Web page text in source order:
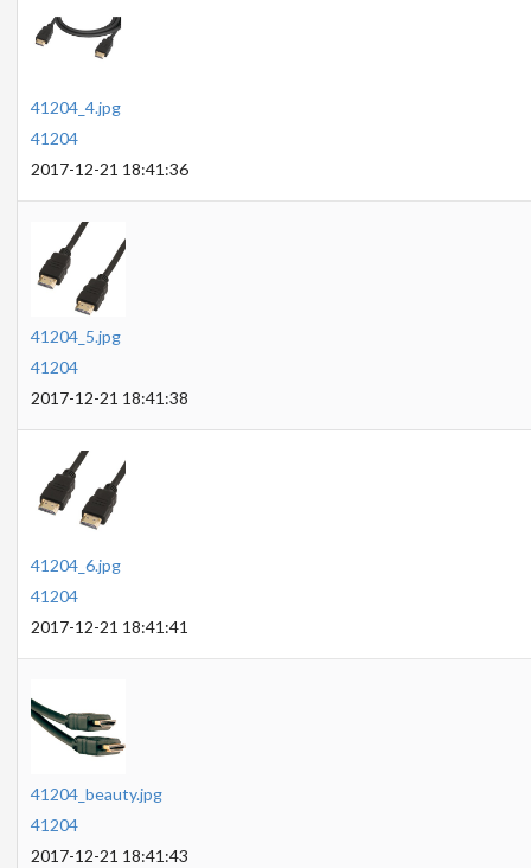
41204_4.jpg
41204
2017-12-21 18:41:36
41204_5.jpg
41204
2017-12-21 18:41:38
41204_6.jpg
41204
2017-12-21 18:41:41
41204_beauty.jpg
41204
2017-12-21 18:41:43